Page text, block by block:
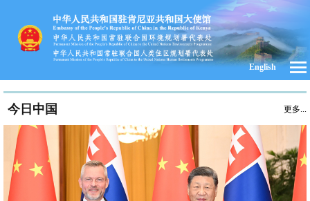
English
今日中国 更多...